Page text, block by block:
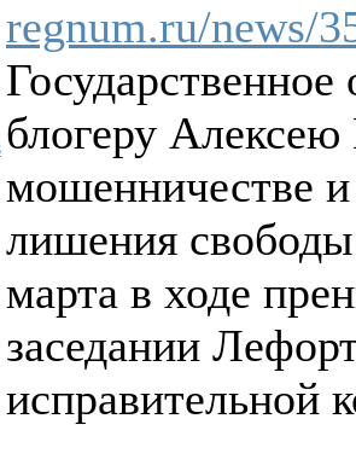
regnum.ru/news/
блогеру
мошенничестве и
лишения
марта в ходе
заседании
исправительной